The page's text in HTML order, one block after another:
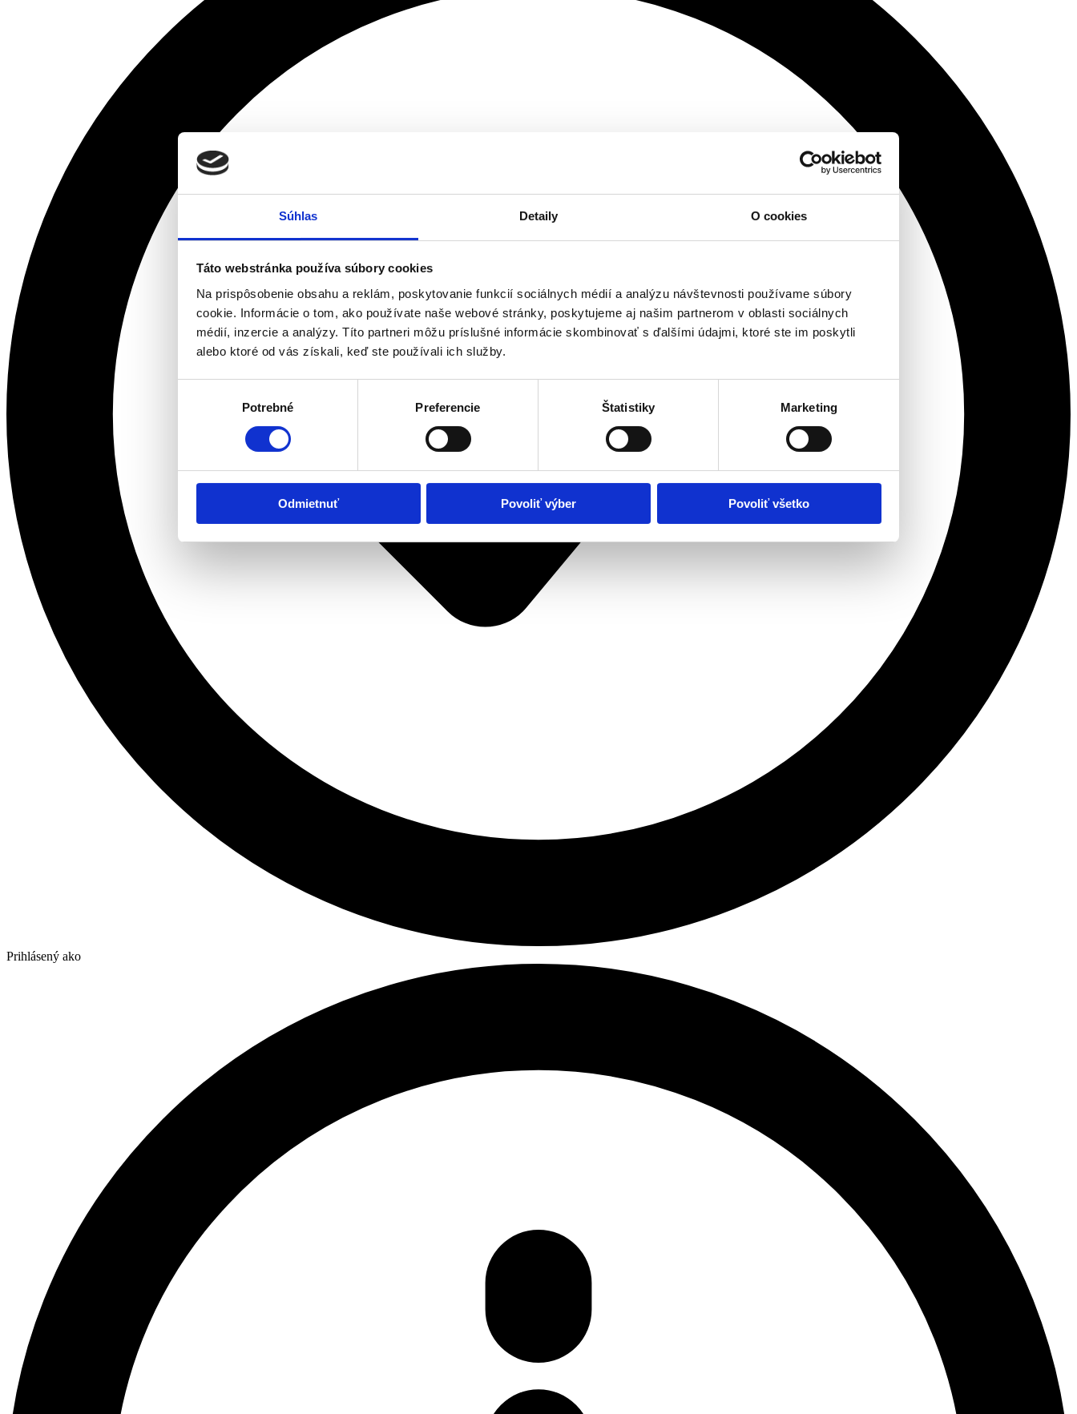
Súhlas Detaily O cookies
Táto webstránka používa súbory cookies
Na prispôsobenie obsahu a reklám, poskytovanie funkcií sociálnych médií a analýzu návštevnosti používame súbory
cookie. Informácie o tom, ako používate naše webové stránky, poskytujeme aj našim partnerom v oblasti sociálnych
médií, inzercie a analýzy. Títo partneri môžu príslušné informácie skombinovať s ďalšími údajmi, ktoré ste im poskytli
alebo ktoré od vás získali, keď ste používali ich služby.
Potrebné Preferencie Štatistiky Marketing
Odmietnuť Povoliť výber Povoliť všetko
Prihlásený ako